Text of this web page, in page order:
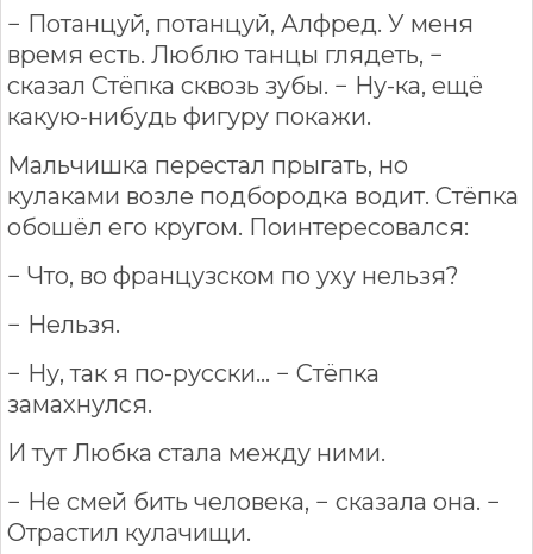
− Потанцуй, потанцуй, Алфред. У меня
время есть. Люблю танцы глядеть, −
сказал Стёпка сквозь зубы. − Ну-ка, ещё
какую-нибудь фигуру покажи.
Мальчишка перестал прыгать, но
кулаками возле подбородка водит. Стёпка
обошёл его кругом. Поинтересовался:
− Что, во французском по уху нельзя?
− Нельзя.
− Ну, так я по-русски... − Стёпка
замахнулся.
И тут Любка стала между ними.
− Не смей бить человека, − сказала она. −
Отрастил кулачищи.